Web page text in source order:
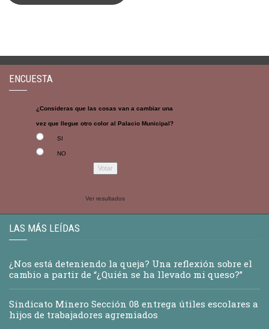
ENCUESTA
¿Consideras que las cosas van a cambiar una
vez que llegue otro color al Palacio Municipal?
SI
NO
Ver resultados
LAS MÁS LEÍDAS
¿Nos está deteniendo la queja? Una reflexión sobre el
cambio a partir de “¿Quién se ha llevado mi queso?”
Sindicato Minero Sección 08 entrega útiles escolares a
hijos de trabajadores agremiados